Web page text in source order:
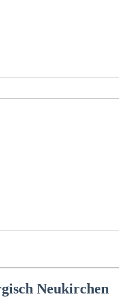
Neukirchen